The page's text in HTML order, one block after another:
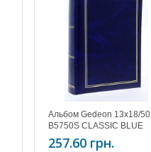
Альбом Gedeon 13х18/50
B5750S CLASSIC BLUE
257.60 грн.